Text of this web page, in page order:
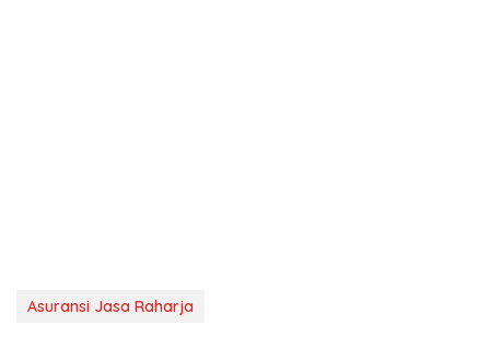
Asuransi Jasa Raharja